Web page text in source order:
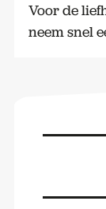
Voor de
neem snel